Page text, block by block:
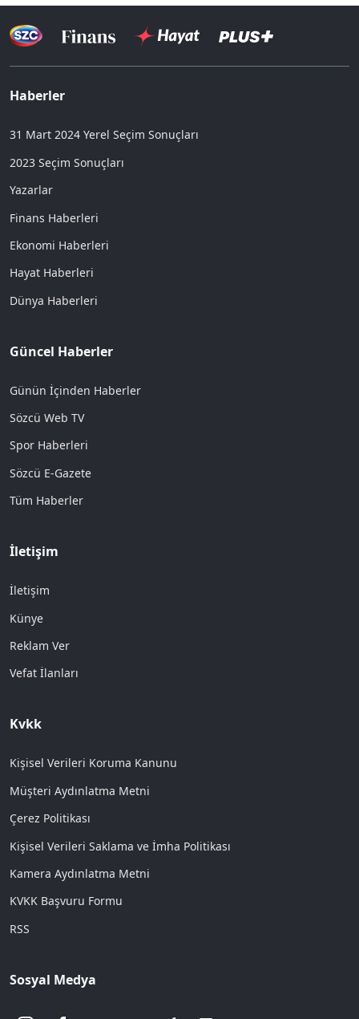
Haberler
31 Mart 2024 Yerel Seçim Sonuçları
2023 Seçim Sonuçları
Yazarlar
Finans Haberleri
Ekonomi Haberleri
Hayat Haberleri
Dünya Haberleri
Güncel Haberler
Günün İçinden Haberler
Sözcü Web TV
Spor Haberleri
Sözcü E-Gazete
Tüm Haberler
İletişim
İletişim
Künye
Reklam Ver
Vefat İlanları
Kvkk
Kişisel Verileri Koruma Kanunu
Müşteri Aydınlatma Metni
Çerez Politikası
Kişisel Verileri Saklama ve İmha Politikası
Kamera Aydınlatma Metni
KVKK Başvuru Formu
RSS
Sosyal Medya